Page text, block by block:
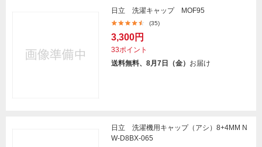
日立 洗濯キャップ MOF95
(35)
3,300円
33ポイント
送料無料、8月7日（金） お届け
日立 洗濯機用キャップ（アシ）8+4MM N
W-D8BX-065